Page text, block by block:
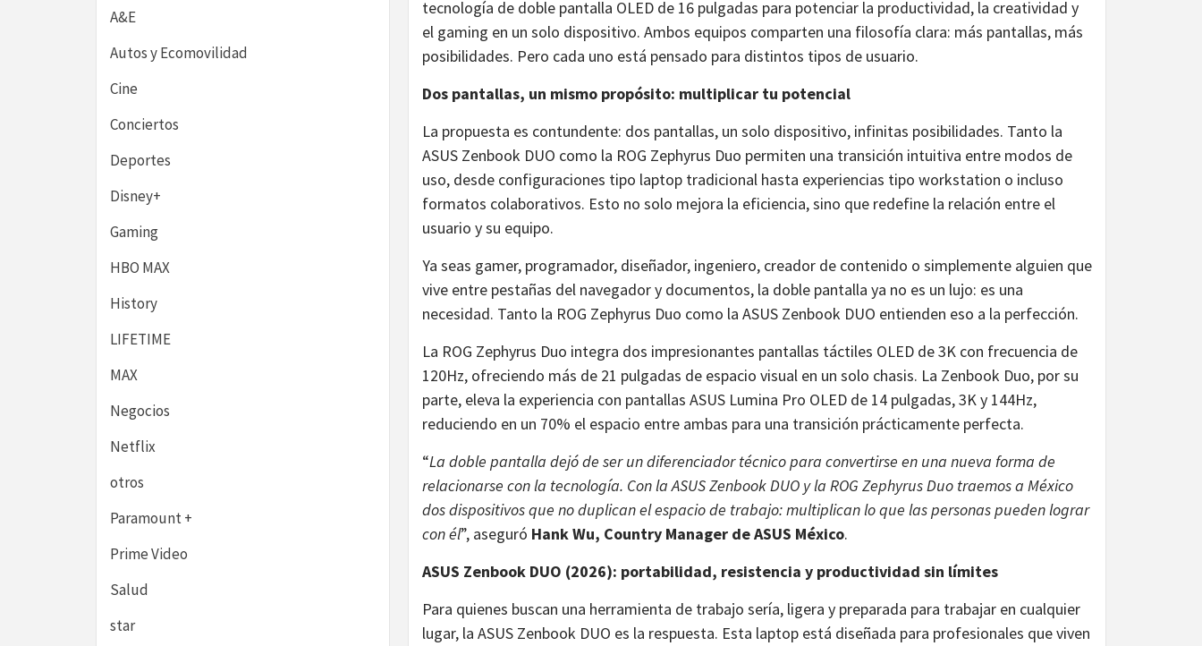
tecnología de doble pantalla OLED de 16 pulgadas para potenciar la productividad, la creatividad y
el gaming en un solo dispositivo. Ambos equipos comparten una filosofía clara: más pantallas, más
posibilidades. Pero cada uno está pensado para distintos tipos de usuario.
Dos pantallas, un mismo propósito: multiplicar tu potencial
La propuesta es contundente: dos pantallas, un solo dispositivo, infinitas posibilidades. Tanto la
ASUS Zenbook DUO como la ROG Zephyrus Duo permiten una transición intuitiva entre modos de
uso, desde configuraciones tipo laptop tradicional hasta experiencias tipo workstation o incluso
formatos colaborativos. Esto no solo mejora la eficiencia, sino que redefine la relación entre el
usuario y su equipo.
Ya seas gamer, programador, diseñador, ingeniero, creador de contenido o simplemente alguien que
vive entre pestañas del navegador y documentos, la doble pantalla ya no es un lujo: es una
necesidad. Tanto la ROG Zephyrus Duo como la ASUS Zenbook DUO entienden eso a la perfección.
La ROG Zephyrus Duo integra dos impresionantes pantallas táctiles OLED de 3K con frecuencia de
120Hz, ofreciendo más de 21 pulgadas de espacio visual en un solo chasis. La Zenbook Duo, por su
parte, eleva la experiencia con pantallas ASUS Lumina Pro OLED de 14 pulgadas, 3K y 144Hz,
reduciendo en un 70% el espacio entre ambas para una transición prácticamente perfecta.
“La doble pantalla dejó de ser un diferenciador técnico para convertirse en una nueva forma de
relacionarse con la tecnología. Con la ASUS Zenbook DUO y la ROG Zephyrus Duo traemos a México
dos dispositivos que no duplican el espacio de trabajo: multiplican lo que las personas pueden lograr
con él”, aseguró Hank Wu, Country Manager de ASUS México.
ASUS Zenbook DUO (2026): portabilidad, resistencia y productividad sin límites
Para quienes buscan una herramienta de trabajo sería, ligera y preparada para trabajar en cualquier
lugar, la ASUS Zenbook DUO es la respuesta. Esta laptop está diseñada para profesionales que viven
A&E
Autos y Ecomovilidad
Cine
Conciertos
Deportes
Disney+
Gaming
HBO MAX
History
LIFETIME
MAX
Negocios
Netflix
otros
Paramount +
Prime Video
Salud
star